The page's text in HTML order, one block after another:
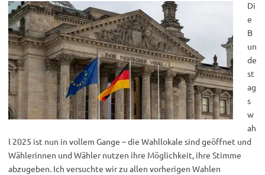
Di
e
B
un
de
st
ag
s
w
ah
l 2025 ist nun in vollem Gange – die Wahllokale sind geöffnet und
Wählerinnen und Wähler nutzen ihre Möglichkeit, ihre Stimme
abzugeben. Ich versuchte wir zu allen vorherigen Wahlen